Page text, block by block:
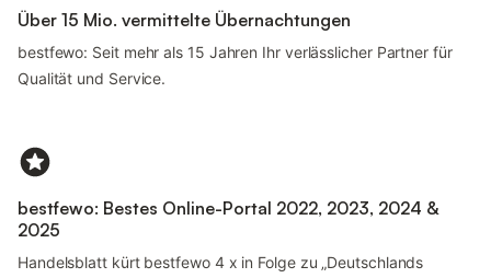
Über 15 Mio. vermittelte Übernachtungen
bestfewo: Seit mehr als 15 Jahren Ihr verlässlicher Partner für
Qualität und Service.
bestfewo: Bestes Online-Portal 2022, 2023, 2024 &
2025
Handelsblatt kürt bestfewo 4 x in Folge zu „Deutschlands